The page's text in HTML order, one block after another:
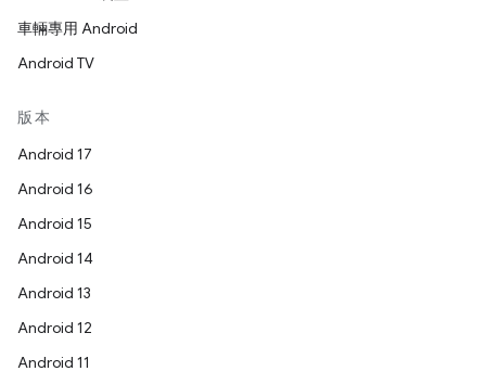
車輛專用 Android
Android TV
版本
Android 17
Android 16
Android 15
Android 14
Android 13
Android 12
Android 11